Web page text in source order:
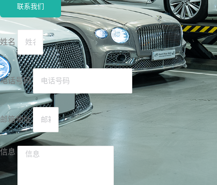
联系我们
姓名
电话号码
邮箱地址
信息